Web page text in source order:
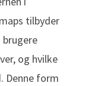
tilbyder
brugere
og hvilke
Denne form